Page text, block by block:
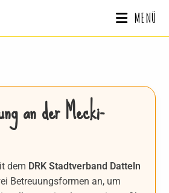
MENÜ
an der Mecki-
dem DRK Stadtverband Datteln
Betreuungsformen an, um